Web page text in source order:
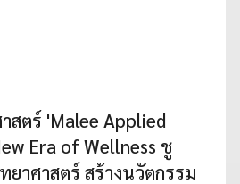
สตร์ 'Malee Applied
Era of Wellness ชู
ยาศาสตร์ สร้างนวัตกรรม